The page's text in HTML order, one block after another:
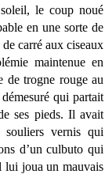
le coup noué
en une sorte de
carré aux ciseaux
maintenue en
de trogne rouge au
qui partait
ses pieds. Il avait
souliers vernis qui
d’un culbuto qui
lui joua un mauvais